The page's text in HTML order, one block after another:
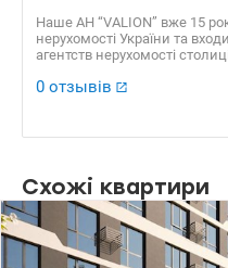
Наше АН “VALION” вже 15
нерухомості України та
агентств нерухомості
безліч позитивних
2016”, “Найкращий Web
0 отзывів
Схожі квартири